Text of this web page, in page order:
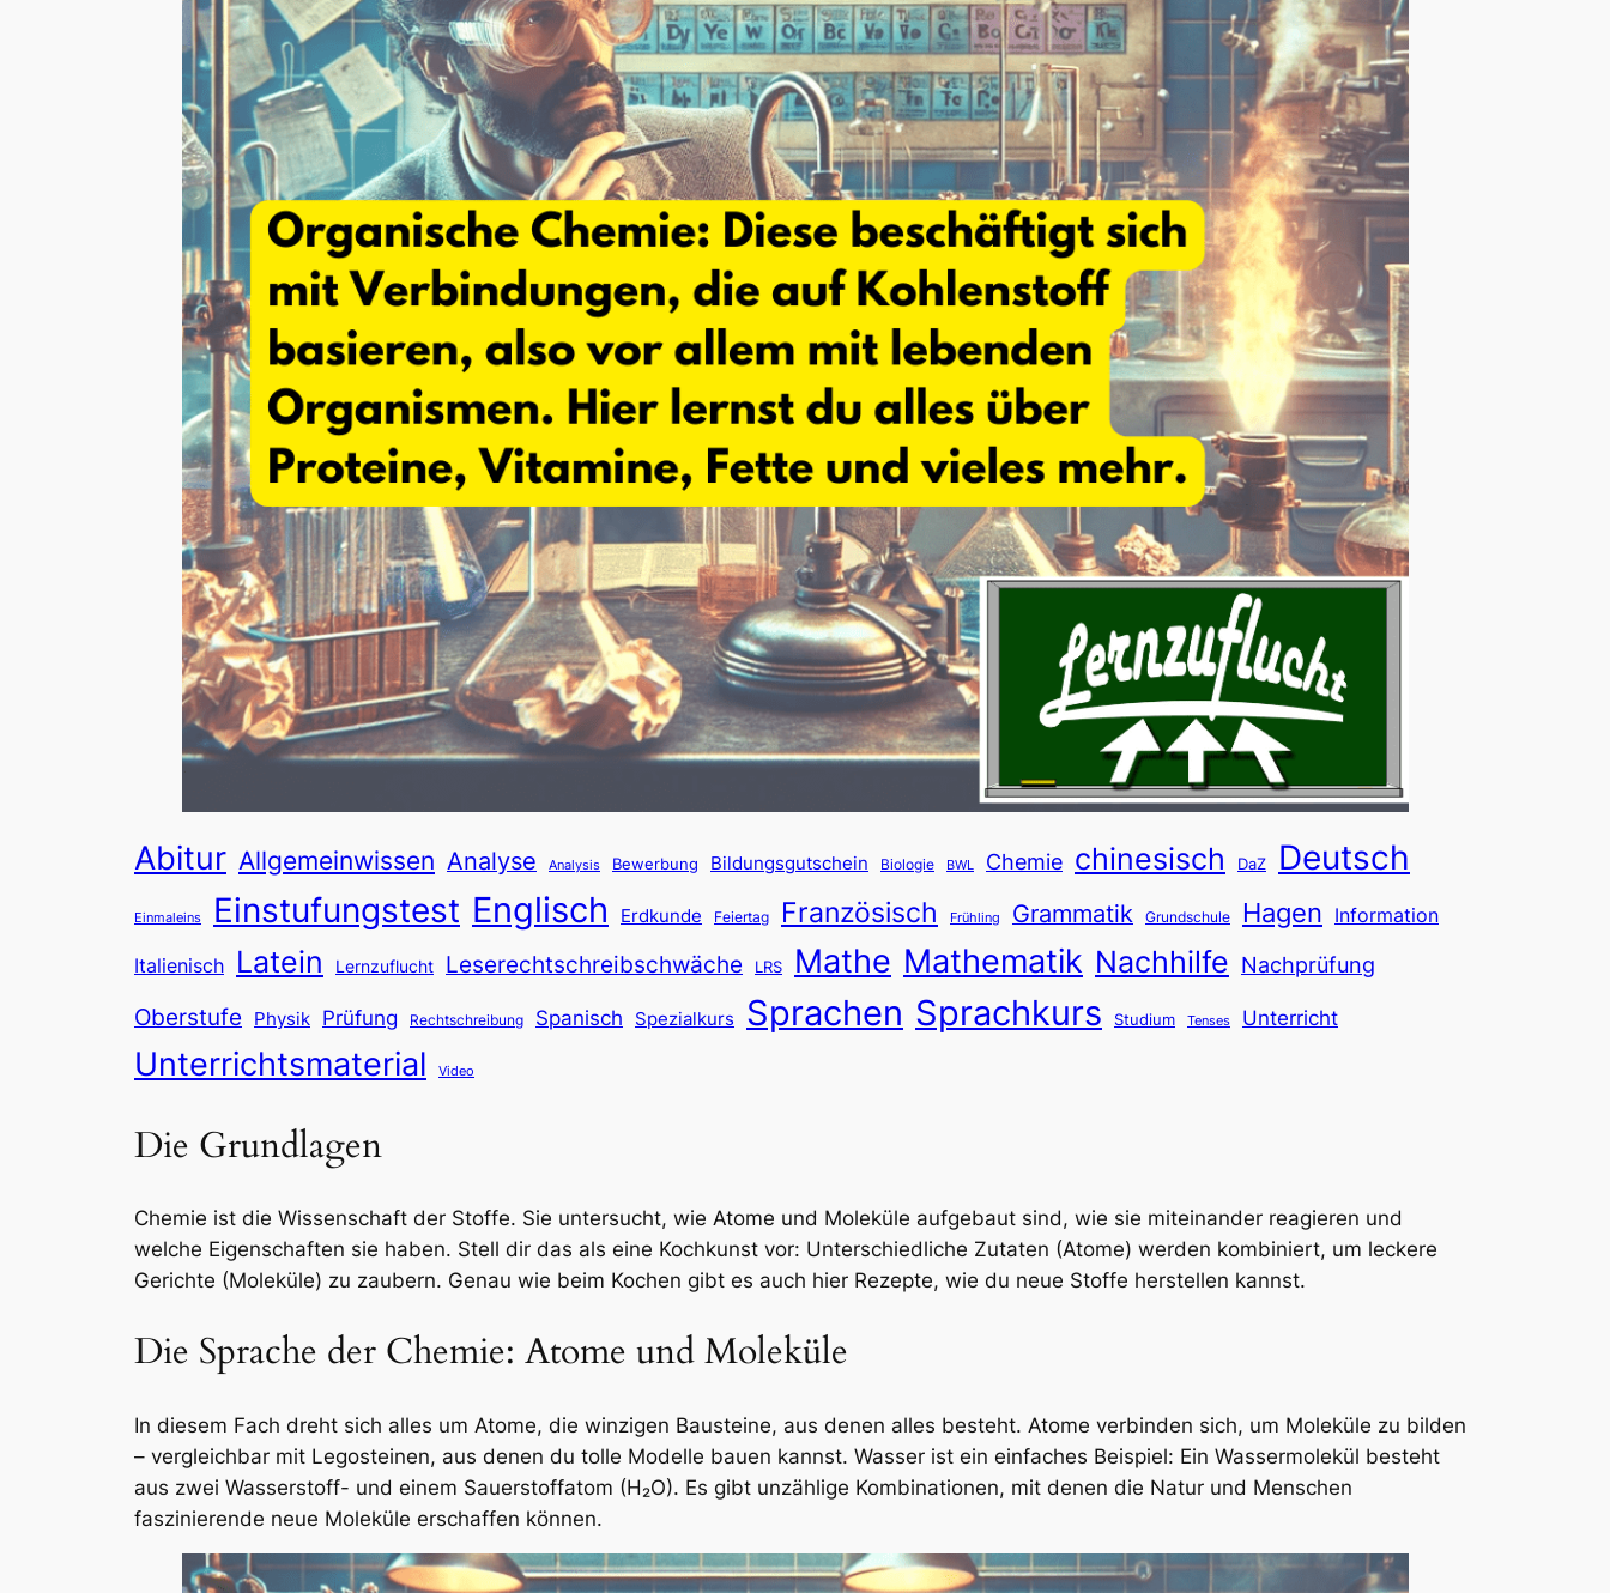
Abitur Allgemeinwissen Analyse Analysis Bewerbung Bildungsgutschein Biologie BWL Chemie chinesisch DaZ Deutsch
Einmaleins Einstufungstest Englisch Erdkunde Feiertag Französisch Frühling Grammatik Grundschule Hagen Information
Italienisch Latein Lernzuflucht Leserechtschreibschwäche LRS Mathe Mathematik Nachhilfe Nachprüfung
Oberstufe Physik Prüfung Rechtschreibung Spanisch Spezialkurs Sprachen Sprachkurs Studium Tenses Unterricht
Unterrichtsmaterial Video
Die Grundlagen
Chemie ist die Wissenschaft der Stoffe. Sie untersucht, wie Atome und Moleküle aufgebaut sind, wie sie miteinander reagieren und
welche Eigenschaften sie haben. Stell dir das als eine Kochkunst vor: Unterschiedliche Zutaten (Atome) werden kombiniert, um leckere
Gerichte (Moleküle) zu zaubern. Genau wie beim Kochen gibt es auch hier Rezepte, wie du neue Stoffe herstellen kannst.
Die Sprache der Chemie: Atome und Moleküle
In diesem Fach dreht sich alles um Atome, die winzigen Bausteine, aus denen alles besteht. Atome verbinden sich, um Moleküle zu bilden
– vergleichbar mit Legosteinen, aus denen du tolle Modelle bauen kannst. Wasser ist ein einfaches Beispiel: Ein Wassermolekül besteht
aus zwei Wasserstoff- und einem Sauerstoffatom (H₂O). Es gibt unzählige Kombinationen, mit denen die Natur und Menschen
faszinierende neue Moleküle erschaffen können.